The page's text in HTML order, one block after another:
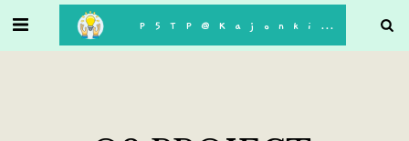
P5TP@Kajonkiet